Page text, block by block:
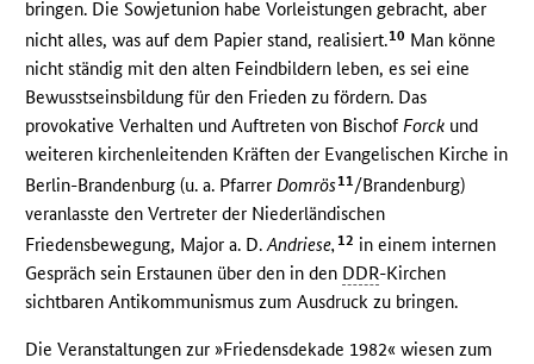
bringen. Die Sowjetunion habe Vorleistungen gebracht, aber
nicht alles, was auf dem Papier stand, realisiert.10 Man könne
nicht ständig mit den alten Feindbildern leben, es sei eine
Bewusstseinsbildung für den Frieden zu fördern. Das
provokative Verhalten und Auftreten von BischofForck und
weiteren kirchenleitenden Kräften der Evangelischen Kirche in
Berlin-Brandenburg (u. a. PfarrerDomrös11/Brandenburg)
veranlasste den Vertreter der Niederländischen
Friedensbewegung, Major a. D.Andriese, 12 in einem internen
Gespräch sein Erstaunen über den in den DDR-Kirchen
sichtbaren Antikommunismus zum Ausdruck zu bringen.
Die Veranstaltungen zur »Friedensdekade 1982« wiesen zum